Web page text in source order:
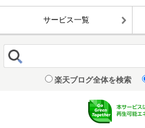
サービス一覧
楽天ブログ全体を検索